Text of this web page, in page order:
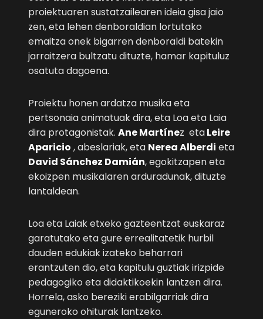
proiektuaren sustatzailearen ideia gisa jaio
zen, eta lehen denboraldian lortutako
emaitza onek bigarren denboraldi batekin
jarraitzera bultzatu dituzte, hamar kapituluz
osatuta dagoena.
Proiektu honen ardatza musika eta
pertsonaia animatuak dira, eta Loa eta Laia
dira protagonistak. Ane Martínez etaLeire
Aparicio , abeslariak, eta Nerea Alberdi eta
David Sánchez Damián, egokitzapen eta
ekoizpen musikalaren arduradunak, dituzte
lantaldean.
Loa eta Laiak etxeko gazteentzat euskaraz
garatutako eta gure errealitatetik hurbil
dauden edukiak izateko beharrari
erantzuten dio, eta kapitulu guztiak irizpide
pedagogiko eta didaktikoekin lantzen dira.
Horrela, asko bereziki erabilgarriak dira
eguneroko ohiturak lantzeko.